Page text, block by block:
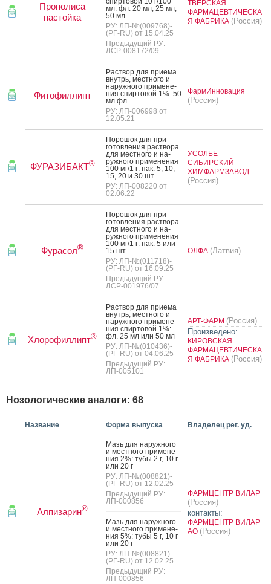
Прополиса
настойка
мл: фл. 20 мл, 25 мл,
50 мл
РУ: ЛП-№(009768)-
(РГ-RU) от 15.04.25
Предыдущий РУ:
ЛСР-008172/09
ТВЕРСКАЯ
ФАРМАЦЕВТИЧЕСКА
Я ФАБРИКА (Россия)
Фитофиллипт
Рас­твор для при­ема
внутрь, мес­тно­го и
на­руж­но­го при­мене­
ния спир­то­вой 1%: 50
мл фл.
РУ: ЛП-006998 от
12.05.21
ФармИнновация
(Россия)
ФУРАЗИБАКТ®
По­рошок для при­
готов­ле­ния рас­тво­ра
для мес­тно­го и на­
руж­но­го при­мене­ния
100 мг/1 г: пак. 5, 10,
15, 20 и 30 шт.
РУ: ЛП-008220 от
02.06.22
УСОЛЬЕ-
СИБИРСКИЙ
ХИМФАРМЗАВОД
(Россия)
Фурасол®
По­рошок для при­
готов­ле­ния рас­тво­ра
для мес­тно­го и на­
руж­но­го при­мене­ния
100 мг/1 г: пак. 5 или
15 шт.
РУ: ЛП-№(011718)-
(РГ-RU) от 16.09.25
Предыдущий РУ:
ЛСР-001976/07
ОЛФА (Латвия)
Хлорофиллипт®
Рас­твор для при­ема
внутрь, мес­тно­го и
на­руж­но­го при­мене­
ния спир­то­вой 1%:
фл. 25 мл или 50 мл
РУ: ЛП-№(010436)-
(РГ-RU) от 04.06.25
Предыдущий РУ:
ЛП-005101
АРТ-ФАРМ (Россия)
Произведено:
КИРОВСКАЯ
ФАРМАЦЕВТИЧЕСКА
Я ФАБРИКА (Россия)
Нозологические аналоги: 68
Название Форма выпуска Владелец рег. уд.
Алпизарин®
Мазь для на­руж­но­го
и мес­тно­го при­мене­
ния 2%: ту­бы 2 г, 10 г
или 20 г
РУ: ЛП-№(008821)-
(РГ-RU) от 12.02.25
Предыдущий РУ:
ЛП-000856
Мазь для на­руж­но­го
и мес­тно­го при­мене­
ния 5%: ту­бы 5 г, 10 г
или 20 г
РУ: ЛП-№(008821)-
(РГ-RU) от 12.02.25
Предыдущий РУ:
ЛП-000856
ФАРМЦЕНТР ВИЛАР
(Россия)
контакты:
ФАРМЦЕНТР ВИЛАР
АО (Россия)